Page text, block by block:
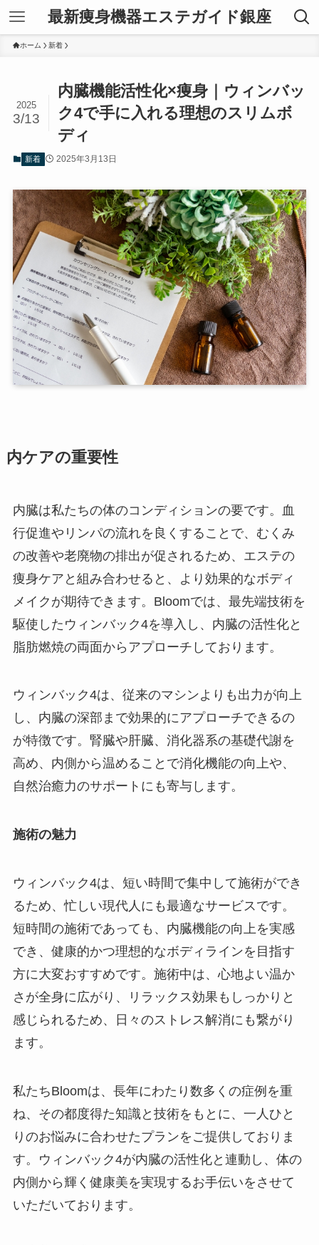
最新痩身機器エステガイド銀座
ホーム 新着
内臓機能活性化×痩身｜ウィンバッ
ク4で手に入れる理想のスリムボ
ディ
2025
3/13
新着 2025年3月13日
内ケアの重要性
内臓は私たちの体のコンディションの要です。血
行促進やリンパの流れを良くすることで、むくみ
の改善や老廃物の排出が促されるため、エステの
痩身ケアと組み合わせると、より効果的なボディ
メイクが期待できます。Bloomでは、最先端技術を
駆使したウィンバック4を導入し、内臓の活性化と
脂肪燃焼の両面からアプローチしております。
ウィンバック4は、従来のマシンよりも出力が向上
し、内臓の深部まで効果的にアプローチできるの
が特徴です。腎臓や肝臓、消化器系の基礎代謝を
高め、内側から温めることで消化機能の向上や、
自然治癒力のサポートにも寄与します。
施術の魅力
ウィンバック4は、短い時間で集中して施術ができ
るため、忙しい現代人にも最適なサービスです。
短時間の施術であっても、内臓機能の向上を実感
でき、健康的かつ理想的なボディラインを目指す
方に大変おすすめです。施術中は、心地よい温か
さが全身に広がり、リラックス効果もしっかりと
感じられるため、日々のストレス解消にも繋がり
ます。
私たちBloomは、長年にわたり数多くの症例を重
ね、その都度得た知識と技術をもとに、一人ひと
りのお悩みに合わせたプランをご提供しておりま
す。ウィンバック4が内臓の活性化と連動し、体の
内側から輝く健康美を実現するお手伝いをさせて
いただいております。